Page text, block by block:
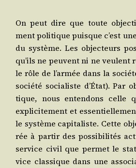
On peut dire que toute
ment poli­tique puisque c’est
du sys­tème. Les objec­teurs
qu’ils ne peuvent ni ne veulent
le rôle de l’armée dans la
socié­té socia­liste d’État). Par
tique, nous enten­dons celle
expli­ci­te­ment et
le sys­tème capi­ta­liste. Cette
rée à par­tir des pos­si­bi­li­tés
ser­vice civil que per­met le
vice clas­sique dans une